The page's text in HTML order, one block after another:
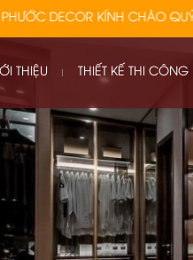
KHÁCH, CÁM ƠN QUÝ
THIỆU THIẾT KẾ THI CÔNG